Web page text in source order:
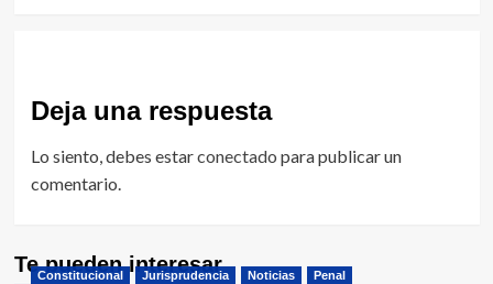
Deja una respuesta
Lo siento, debes estarconectado para publicar un
comentario.
Te pueden interesar
Constitucional Jurisprudencia Noticias Penal